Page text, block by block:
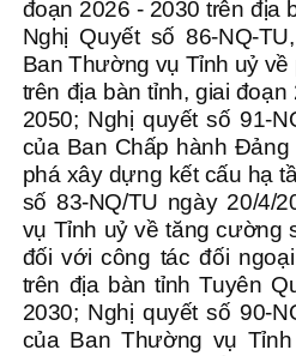
đoạn 2026 - 2030 trên địa
Nghị Quyết số 86-NQ-
Ban Thường vụ Tỉnh uỷ về
trên địa bàn tỉnh, giai
2050; Nghị quyết số 91-
của Ban Chấp hành
phá xây dựng kết cấu hạ
số 83-NQ/TU ngày 20/4/
vụ Tỉnh uỷ về tăng cường
đối với công tác đối
trên địa bàn tỉnh Tuyên
2030; Nghị quyết số 90-
của Ban Thường vụ